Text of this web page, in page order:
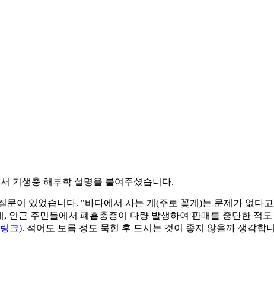
기생충 해부학 설명을 붙여주셨습니다.
이 있었습니다. "바다에서 사는 게(주로 꽃게)는 문제가 없다
인근 주민들에서 폐흡충증이 다량 발생하여 판매를 중단한 적
링크). 적어도 보름 정도 묵힌 후 드시는 것이 좋지 않을까 생각